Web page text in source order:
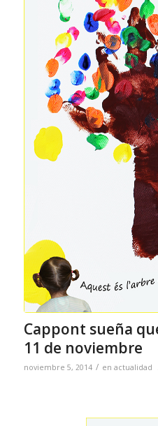
Cappont sueña
11 de noviembre
noviembre 5, 2014 / en actualidad